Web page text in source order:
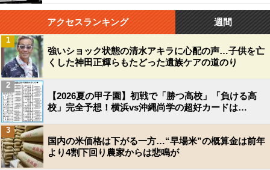
アクセスランキング 週間
強いショック状態の清水アキラに心配の声…子供を亡
くした神田正輝らもたどった遺族ケアの道のり
1
【2026夏の甲子園】初戦で「勝つ高校」「負ける高
校」完全予想！横浜vs沖縄尚学の超好カードは…
2
国内の米価格は下がる一方…“早場米”の概算金は前年
より4割下回り農家からは悲鳴が
3